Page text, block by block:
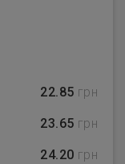
22.85 грн
23.65 грн
24.20 грн